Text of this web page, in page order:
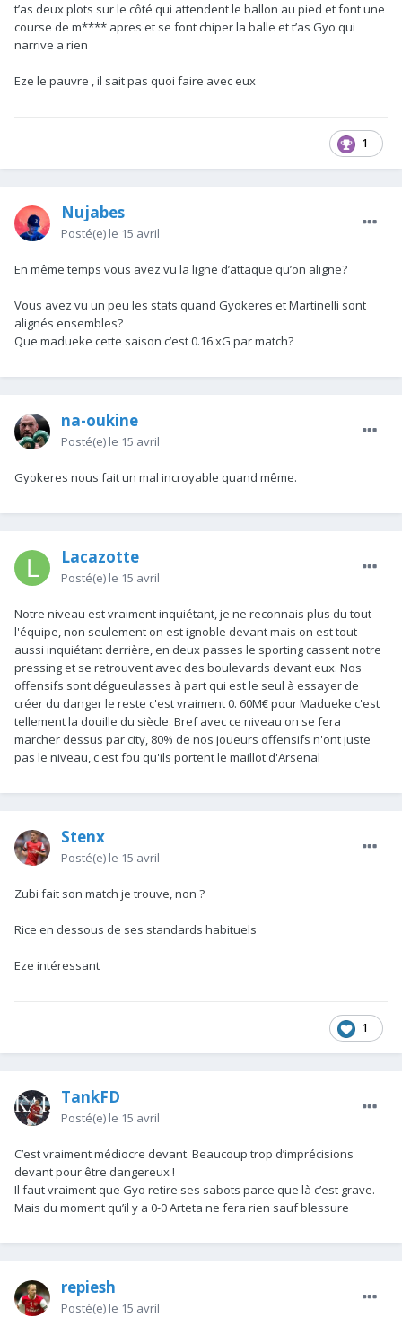
t’as deux plots sur le côté qui attendent le ballon au pied et font une
course de m**** apres et se font chiper la balle et t’as Gyo qui
narrive a rien
Eze le pauvre , il sait pas quoi faire avec eux
1
Nujabes
Posté(e) le 15 avril
En même temps vous avez vu la ligne d’attaque qu’on aligne?
Vous avez vu un peu les stats quand Gyokeres et Martinelli sont
alignés ensembles?
Que madueke cette saison c’est 0.16 xG par match?
na-oukine
Posté(e) le 15 avril
Gyokeres nous fait un mal incroyable quand même.
Lacazotte
Posté(e) le 15 avril
Notre niveau est vraiment inquiétant, je ne reconnais plus du tout
l'équipe, non seulement on est ignoble devant mais on est tout
aussi inquiétant derrière, en deux passes le sporting cassent notre
pressing et se retrouvent avec des boulevards devant eux. Nos
offensifs sont dégueulasses à part qui est le seul à essayer de
créer du danger le reste c'est vraiment 0. 60M€ pour Madueke c'est
tellement la douille du siècle. Bref avec ce niveau on se fera
marcher dessus par city, 80% de nos joueurs offensifs n'ont juste
pas le niveau, c'est fou qu'ils portent le maillot d'Arsenal
Stenx
Posté(e) le 15 avril
Zubi fait son match je trouve, non ?
Rice en dessous de ses standards habituels
Eze intéressant
1
TankFD
Posté(e) le 15 avril
C’est vraiment médiocre devant. Beaucoup trop d’imprécisions
devant pour être dangereux !
Il faut vraiment que Gyo retire ses sabots parce que là c’est grave.
Mais du moment qu’il y a 0-0 Arteta ne fera rien sauf blessure
repiesh
Posté(e) le 15 avril